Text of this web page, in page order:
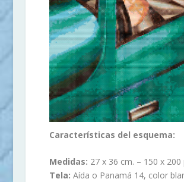
Características del esquema:
Medidas: 27 x 36 cm. – 150 x 200
Tela: Aída o Panamá 14, color